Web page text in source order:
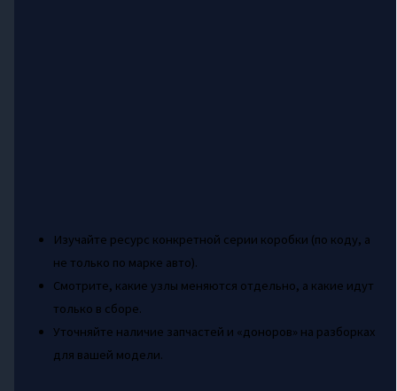
Изучайте ресурс конкретной серии коробки (по коду, а
не только по марке авто).
Смотрите, какие узлы меняются отдельно, а какие идут
только в сборе.
Уточняйте наличие запчастей и «доноров» на разборках
для вашей модели.